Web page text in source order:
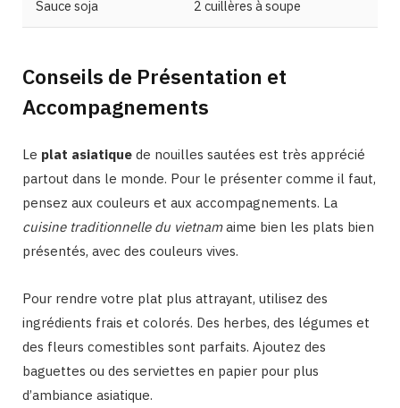
Sauce soja 2 cuillères à soupe
Conseils de Présentation et
Accompagnements
Le plat asiatique de nouilles sautées est très apprécié
partout dans le monde. Pour le présenter comme il faut,
pensez aux couleurs et aux accompagnements. La
cuisine traditionnelle du vietnamaime bien les plats bien
présentés, avec des couleurs vives.
Pour rendre votre plat plus attrayant, utilisez des
ingrédients frais et colorés. Des herbes, des légumes et
des fleurs comestibles sont parfaits. Ajoutez des
baguettes ou des serviettes en papier pour plus
d’ambiance asiatique.